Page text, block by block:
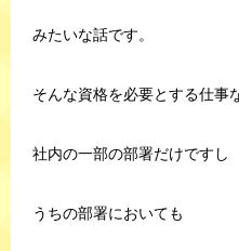
みたいな話です。
そんな資格を必要とする仕事
社内の一部の部署だけですし
うちの部署においても